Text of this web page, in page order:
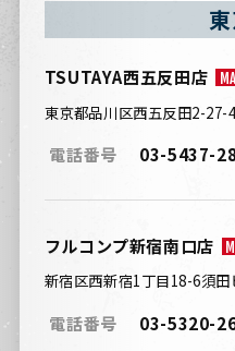
TSUTAYA西五反田店
東京都品川区西五反田2-
電話番号 03-5437-
フルコンプ新宿南口店
新宿区西新宿1丁目18-6須田
電話番号 03-5320-